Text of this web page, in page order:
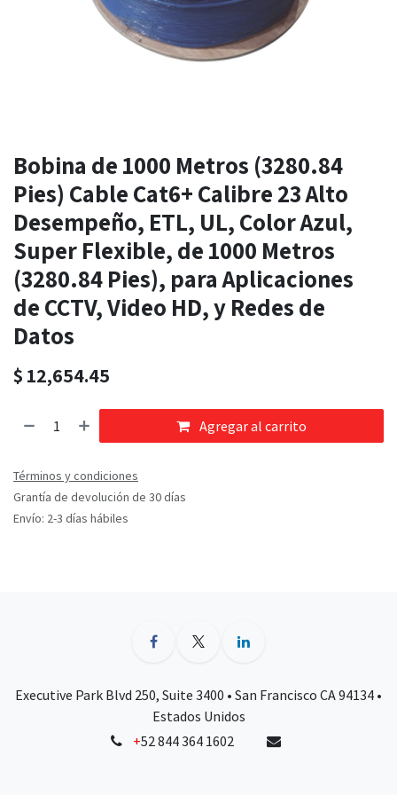
Bobina de 1000 Metros (3280.84
Pies) Cable Cat6+ Calibre 23 Alto
Desempeño, ETL, UL, Color Azul,
Super Flexible, de 1000 Metros
(3280.84 Pies), para Aplicaciones
de CCTV, Video HD, y Redes de
Datos
$ 12,654.45
Agregar al carrito
Términos y condiciones
Grantía de devolución de 30 días
Envío: 2-3 días hábiles
Executive Park Blvd 250, Suite 3400 • San Francisco CA 94134 •
Estados Unidos
+52 844 364 1602